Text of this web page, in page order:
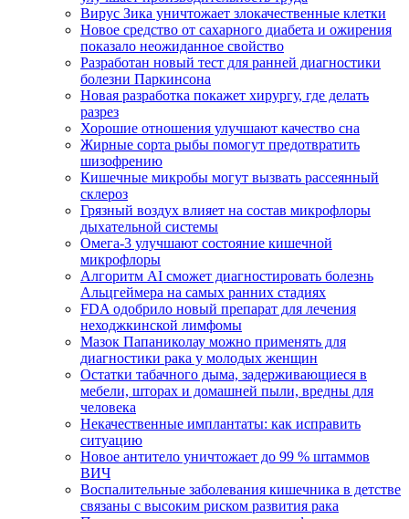
Вирус Зика уничтожает злокачественные клетки
Новое средство от сахарного диабета и ожирения
показало неожиданное свойство
Разработан новый тест для ранней диагностики
болезни Паркинсона
Новая разработка покажет хирургу, где делать
разрез
Хорошие отношения улучшают качество сна
Жирные сорта рыбы помогут предотвратить
шизофрению
Кишечные микробы могут вызвать рассеянный
склероз
Грязный воздух влияет на состав микрофлоры
дыхательной системы
Омега-3 улучшают состояние кишечной
микрофлоры
Алгоритм AI сможет диагностировать болезнь
Альцгеймера на самых ранних стадиях
FDA одобрило новый препарат для лечения
неходжкинской лимфомы
Мазок Папаниколау можно применять для
диагностики рака у молодых женщин
Остатки табачного дыма, задерживающиеся в
мебели, шторах и домашней пыли, вредны для
человека
Некачественные имплантаты: как исправить
ситуацию
Новое антитело уничтожает до 99 % штаммов
ВИЧ
Воспалительные заболевания кишечника в детстве
связаны с высоким риском развития рака